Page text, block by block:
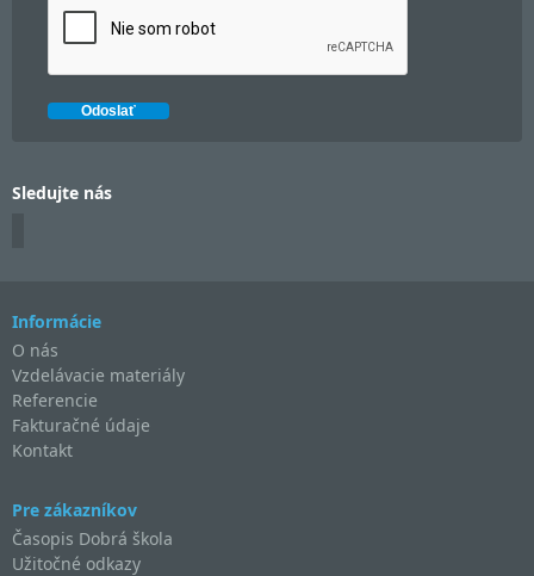
Sledujte nás
Informácie
O nás
Vzdelávacie materiály
Referencie
Fakturačné údaje
Kontakt
Pre zákazníkov
Časopis Dobrá škola
Užitočné odkazy